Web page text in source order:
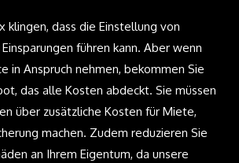
klingen, dass die Einstellung von
führen kann. Aber wenn
in Anspruch nehmen, bekommen Sie
das alle Kosten abdeckt. Sie müssen
über zusätzliche Kosten für Miete,
machen. Zudem reduzieren Sie
an Ihrem Eigentum, da unsere